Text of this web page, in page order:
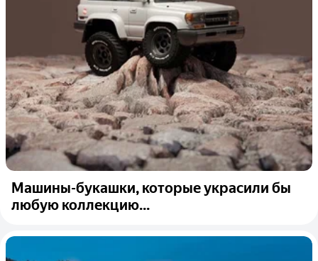
Машины-букашки, которые украсили бы
любую коллекцию...